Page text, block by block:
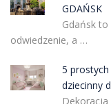
GDAŃSK
Gdańsk
odwiedzenie, a …
5
dziecinny